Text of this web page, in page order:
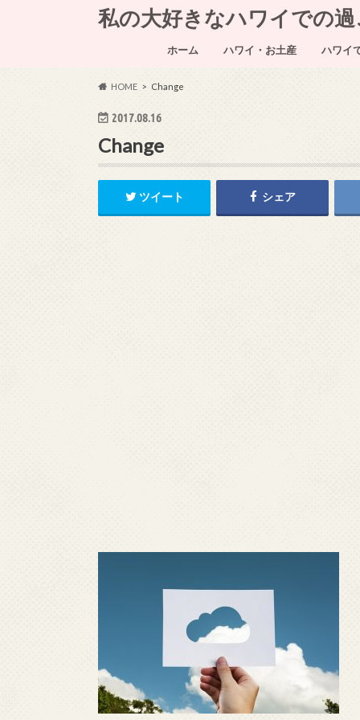
私の大好きなハワイでの
ホーム ハワイ・お土産 ハワイ
HOME Change
2017.08.16
Change
ツイート シェア